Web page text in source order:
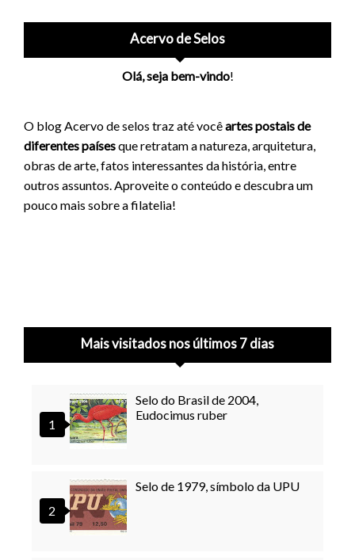
Acervo de Selos
Olá, seja bem-vindo!
O blog Acervo de selos traz até vocêartes postais de
diferentes paísesque retratam a natureza, arquitetura,
obras de arte, fatos interessantes da história, entre
outros assuntos. Aproveite o conteúdo e descubra um
pouco mais sobre a filatelia!
Mais visitados nos últimos 7 dias
Selo do Brasil de 2004,
Eudocimus ruber
Selo de 1979, símbolo da UPU